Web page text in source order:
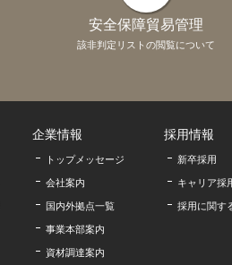
安全保障貿易管理
該非判定リストの閲覧について
企業情報
トップメッセージ
会社案内
国内外拠点一覧
事業本部案内
資材調達案内
採用情報
新卒採用
キャリア採
採用に関す